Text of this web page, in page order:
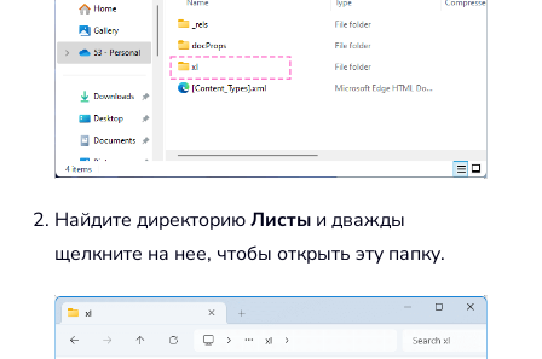
Найдите директориюЛисты и дважды
щелкните на нее, чтобы открыть эту папку.